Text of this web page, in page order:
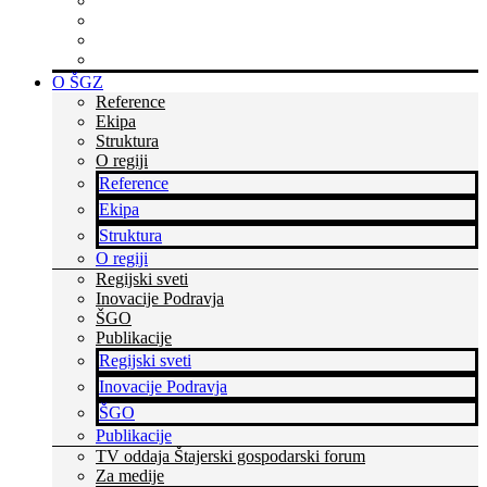
O ŠGZ
Reference
Ekipa
Struktura
O regiji
Reference
Ekipa
Struktura
O regiji
Regijski sveti
Inovacije Podravja
ŠGO
Publikacije
Regijski sveti
Inovacije Podravja
ŠGO
Publikacije
TV oddaja Štajerski gospodarski forum
Za medije